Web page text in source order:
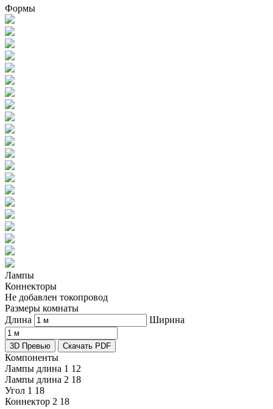
Формы
Лампы
Коннекторы
Не добавлен токопровод
Размеры комнаты
Длина
Ширина
3D Превью Скачать PDF
Компоненты
Лампы длина 1 12
Лампы длина 2 18
Угол 1 18
Коннектор 2 18